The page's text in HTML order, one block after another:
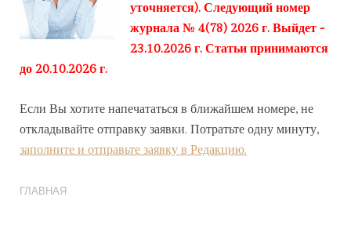
уточняется). Следующий номер
журнала № 4(78) 2026 г. Выйдет -
23.10.2026 г. Статьи принимаются
до 20.10.2026 г.
Если Вы хотите напечататься в ближайшем номере, не
откладывайте отправку заявки. Потратьте одну минуту,
заполните и отправьте заявку в Редакцию.
ГЛАВНАЯ